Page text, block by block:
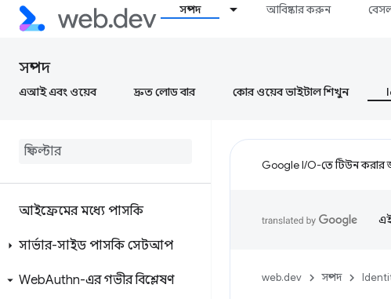
সম্পদ আবিষ্কার করুন
সম্পদ
এআই এবং ওয়েব দ্রুত লোড বার কোর ওয়েব ভাইটাল শিখুন
পাসকি ওভারভিউ
একটি পাসকি দিয়ে সাইন ইন করুন
পরিচালনা করুন
আইফ্রেমের মধ্যে পাসকি
সার্ভার-সাইড পাসকি সেটআপ
WebAuthn-এর গভীর বিশ্লেষণ
Google I/O-তে টিউন করার
web.dev সম্পদ